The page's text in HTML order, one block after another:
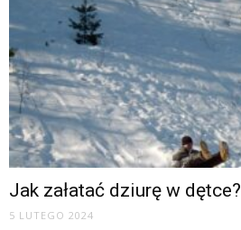
Jak załatać dziurę w dętce?
5 LUTEGO 2024